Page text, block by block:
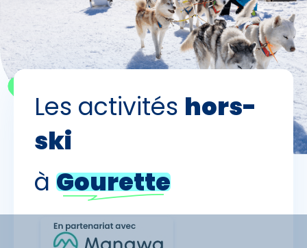
Skieurs
Adultes - +
Enfants
- de 17 ans - +
Avec assurance ?
Les activités hors-
ski
à Gourette